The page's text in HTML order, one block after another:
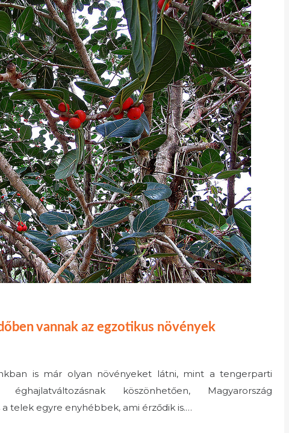
vannak az egzotikus növények
is már olyan növényeket látni, mint a tengerparti
köszönhetően, Magyarország
telek egyre enyhébbek, ami érződik is.…